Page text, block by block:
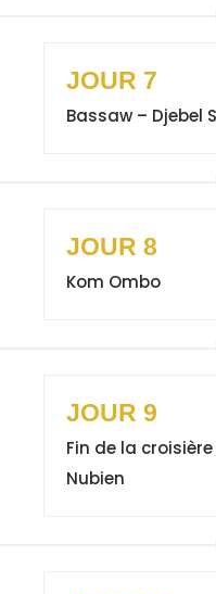
JOUR 7
Bassaw – Djebel
JOUR 8
Kom Ombo
JOUR 9
Fin de la
Nubien